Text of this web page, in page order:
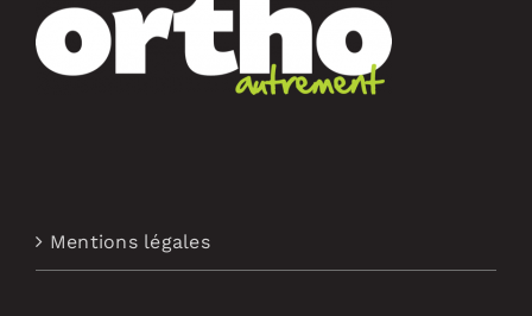
Mentions légales